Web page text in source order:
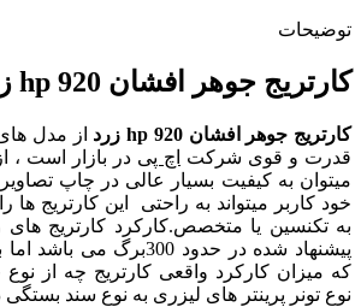
توضیحات
کارتریج جوهر افشان 920 hp زرد
کارتریج جوهر افشان 920 hp زرد
از مدل
قدرت و قوی شرکت
اچ پی در بازار است
میتوان به کیفیت بسیار عالی در چاپ
خود کاربر میتواند به راحتی این کارتریج ها
به تکنسین یا متخصص.کارکرد کارتریج
پیشنهاد شده در حدود 300برگ
که میزان کارکرد واقعی کارتریج چه از
نوع تونر پرینتر های لیزری به نوع سند بستگی